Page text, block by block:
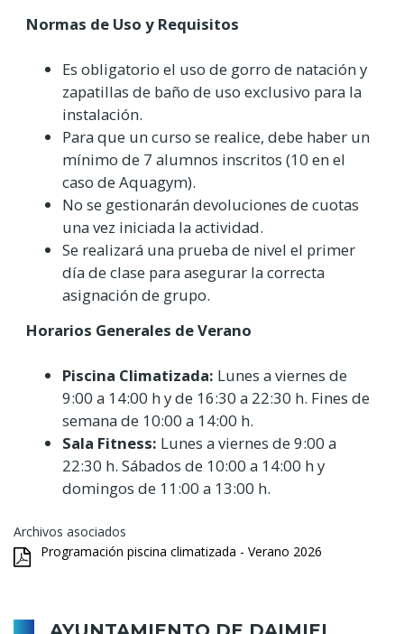
Normas de Uso y Requisitos
Es obligatorio el uso de gorro de natación y
zapatillas de baño de uso exclusivo para la
instalación.
Para que un curso se realice, debe haber un
mínimo de 7 alumnos inscritos (10 en el
caso de Aquagym).
No se gestionarán devoluciones de cuotas
una vez iniciada la actividad.
Se realizará una prueba de nivel el primer
día de clase para asegurar la correcta
asignación de grupo.
Horarios Generales de Verano
Piscina Climatizada: Lunes a viernes de
9:00 a 14:00 h y de 16:30 a 22:30 h. Fines de
semana de 10:00 a 14:00 h.
Sala Fitness: Lunes a viernes de 9:00 a
22:30 h. Sábados de 10:00 a 14:00 h y
domingos de 11:00 a 13:00 h.
Archivos asociados
Programación piscina climatizada - Verano 2026